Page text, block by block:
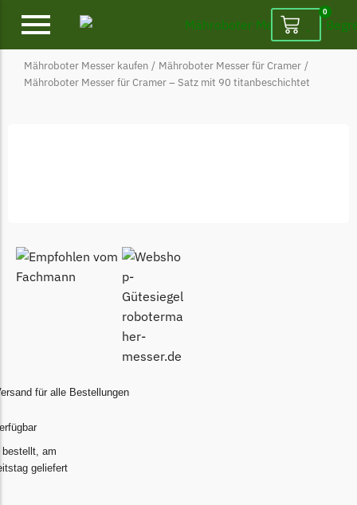
Alpina
Belrobotics Messer
Begrenzungsdraht
Black & Decker Messer
Bosch Indego
Begrenzungsdraht
Central Park
0
Mähroboter Messer kaufen / Mähroboter Messer für Cramer /
Mähroboter Messer für Cramer – Satz mit 90 titanbeschichtet
für alle Bestellungen
bestellt, am
geliefert